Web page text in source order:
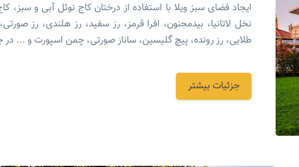
ایجاد فضای سبز ویلا با استفاده از درختان کاج نوئل آبی و سبز،
نخل لاتانیا، بیدمجنون، افرا قرمز، رز سفید، رز هلندی، رز
طلایی، رز رونده، پیچ گلیسین، ساناز صورتی، چمن اسپورت و ... در
جزئیات بیشتر